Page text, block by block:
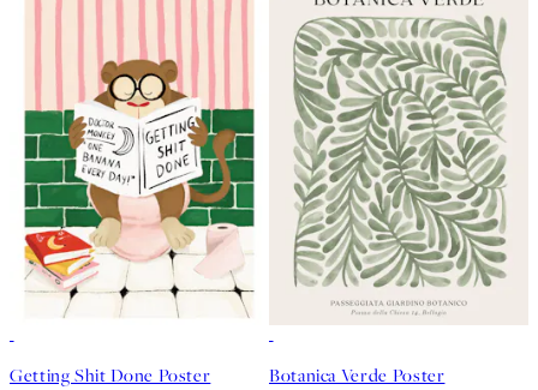
Getting Shit Done Poster Botanica Verde Poster